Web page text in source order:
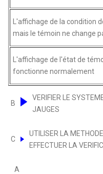
L'affichage de la condition
mais le témoin ne change
L'affichage de l'état de
fonctionne normalement
B
VERIFIER LE
JAUGES
C
UTILISER LA
EFFECTUER LA
A